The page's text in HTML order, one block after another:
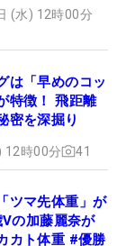
(水) 12時00分
は「早めのコッ
特徴！ 飛距離
密を深掘り
12時00分 41
ツマ先体重」が
の加藤麗奈が
カト体重 #優勝